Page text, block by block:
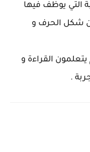
التي يوظف فيها
شكل الحرف و
يتعلمون القراءة و
.